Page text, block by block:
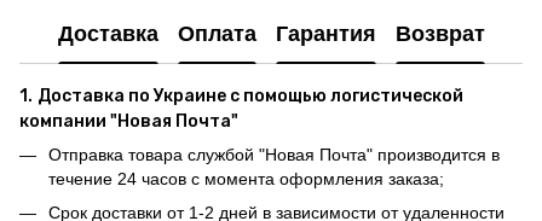
Доставка Оплата Гарантия Возврат
1. Доставка по Украине с помощью логистической
компании "Новая Почта"
Отправка товара службой "Новая Почта" производится в
течение 24 часов с момента оформления заказа;
Срок доставки от 1-2 дней в зависимости от удаленности